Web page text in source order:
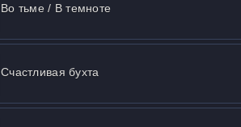
Во тьме / В темноте
Счастливая бухта